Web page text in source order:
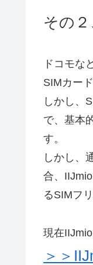
その
ドコモな
SIMカー
しかし、
で、基本
す。
しかし、
合、
るSIMフ
現在
＞＞